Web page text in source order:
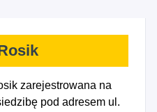
zarejestrowana na
pod adresem ul.